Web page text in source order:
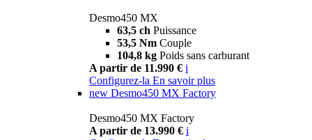
Desmo450 MX
63,5 ch Puissance
53,5 Nm Couple
104,8 kg Poids sans carburant
A partir de 11.990 € i
Configurez-la En savoir plus
new Desmo450 MX Factory
Desmo450 MX Factory
A partir de 13.990 € i